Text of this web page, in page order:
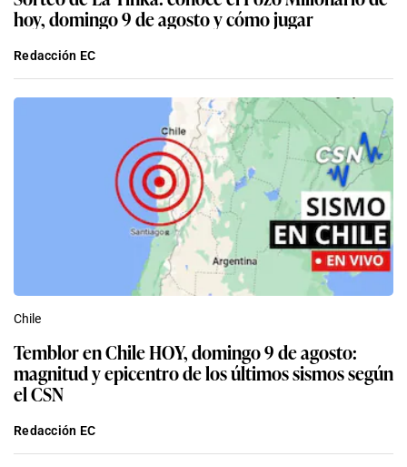
hoy, domingo 9 de agosto y cómo jugar
Redacción EC
Chile
Temblor en Chile HOY, domingo 9 de agosto:
magnitud y epicentro de los últimos sismos según
el CSN
Redacción EC